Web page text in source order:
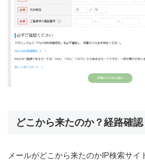
どこから来たのか？経路確認
メールがどこから来たのかIP検索サイ